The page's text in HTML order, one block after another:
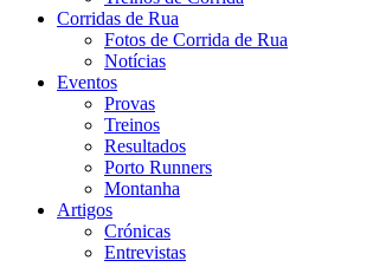
Corridas de Rua
Fotos de Corrida de Rua
Notícias
Eventos
Provas
Treinos
Resultados
Porto Runners
Montanha
Artigos
Crónicas
Entrevistas